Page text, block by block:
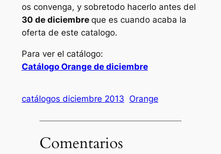
os convenga, y sobretodo hacerlo antes del
30 de diciembre que es cuando acaba la
oferta de este catalogo.
Para ver el catálogo:
Catálogo Orange de diciembre
catálogos diciembre 2013 Orange
Comentarios